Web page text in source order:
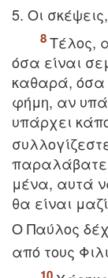
5. Oι
Tέλος,
όσα είναι
καθαρά, όσα
φήμη, αν
υπάρχει
παραλάβατε,
μένα, αυτά
θα είναι
O Παύλος
από τους